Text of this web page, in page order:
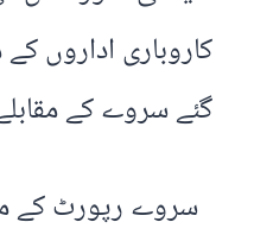
گئے سروے کے مقابلے میں